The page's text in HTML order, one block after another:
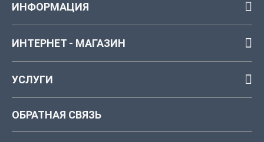
ИНФОРМАЦИЯ
ИНТЕРНЕТ - МАГАЗИН
УСЛУГИ
ОБРАТНАЯ СВЯЗЬ